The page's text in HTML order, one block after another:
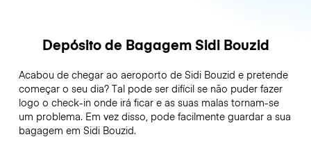
Depósito de Bagagem Sidi Bouzid
Acabou de chegar ao aeroporto de Sidi Bouzid e pretende
começar o seu dia? Tal pode ser difícil se não puder fazer
logo o check-in onde irá ficar e as suas malas tornam-se
um problema. Em vez disso, pode facilmente guardar a sua
bagagem em Sidi Bouzid.